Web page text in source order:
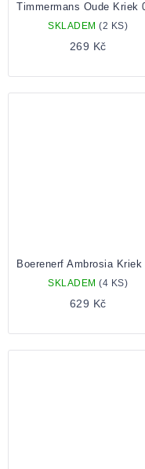
SKLADEM (2 KS)
269 Kč
SKLADEM (4 KS)
629 Kč